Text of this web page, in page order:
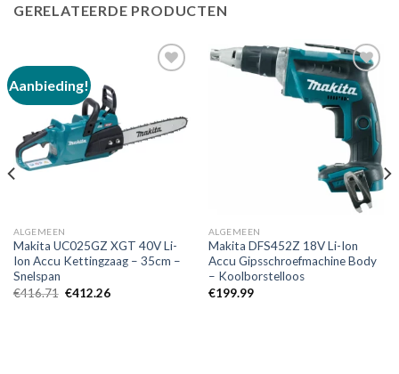
GERELATEERDE PRODUCTEN
Aanbieding!
Toevoegen
aan
verlanglijst
ALGEMEEN
Makita UC025GZ XGT 40V Li-
Ion Accu Kettingzaag – 35cm –
Snelspan
€416.71 Oorspronkelijke
€412.26Huidige
Toevoegen
aan
verlanglijst
ALGEMEEN
Makita DFS452Z 18V Li-Ion
Accu Gipsschroefmachine Body
– Koolborstelloos
€199.99